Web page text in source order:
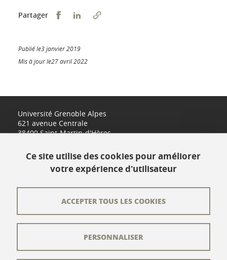
Partager Partager sur Facebook
Partager sur LinkedIn
Publié le3 janvier 2019
Mis à jour le27 avril 2022
Université Grenoble Alpes
621 avenue Centrale
38400 Saint-Martin-d'Hères
L'équipe éditoriale
Ce site utilise des cookies pour améliorer
votre expérience d'utilisateur
ACCEPTER TOUS LES COOKIES
PERSONNALISER